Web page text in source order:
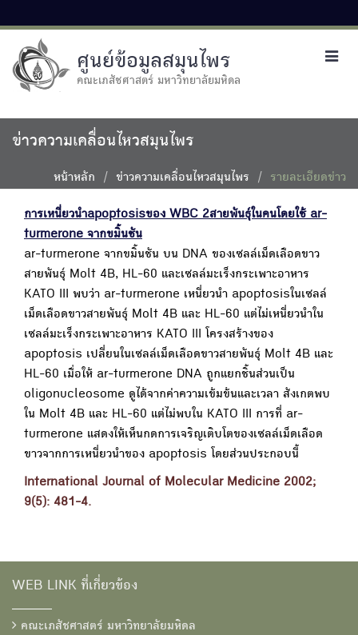
ศูนย์ข้อมูลสมุนไพร
คณะเภสัชศาสตร์ มหาวิทยาลัยมหิดล
ข่าวความเคลื่อนไหวสมุนไพร
หน้าหลัก ข่าวความเคลื่อนไหวสมุนไพร รายละเอียดข่าว
การเหนี่ยวนำapoptosisของ WBC 2สายพันธุ์ในคนโดยใช้ ar-
turmerone จากขมิ้นชัน
ar-turmerone จากขมิ้นชัน บน DNA ของเซลล์เม็ดเลือดขาว
สายพันธุ์ Molt 4B, HL-60 และเซลล์มะเร็งกระเพาะอาหาร
KATO III พบว่า ar-turmerone เหนี่ยวนำ apoptosisในเซลล์
เม็ดเลือดขาวสายพันธุ์ Molt 4B และ HL-60 แต่ไม่เหนี่ยวนำใน
เซลล์มะเร็งกระเพาะอาหาร KATO III โครงสร้างของ
apoptosis เปลี่ยนในเซลล์เม็ดเลือดขาวสายพันธุ์ Molt 4B และ
HL-60 เมื่อให้ ar-turmerone DNA ถูกแยกชิ้นส่วนเป็น
oligonucleosome ดูได้จากค่าความเข้มข้นและเวลา สังเกตพบ
ใน Molt 4B และ HL-60 แต่ไม่พบใน KATO III การที่ ar-
turmerone แสดงให้เห็นกดการเจริญเติบโตของเซลล์เม็ดเลือด
ขาวจากการเหนี่ยวนำของ apoptosis โดยส่วนประกอบนี้
International Journal of Molecular Medicine 2002;
9(5): 481-4.
WEB LINK ที่เกี่ยวข้อง
คณะเภสัชศาสตร์ มหาวิทยาลัยมหิดล